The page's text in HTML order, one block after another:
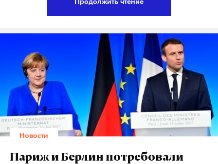
Подпишитесь на Daily Storm в MAX. Он
работает там, где тормозит интернет.
А еще мы есть в
Telegram ,Дзен VK.
Макс Telegram
Дзен VK
Новости
Париж и Берлин потребовали